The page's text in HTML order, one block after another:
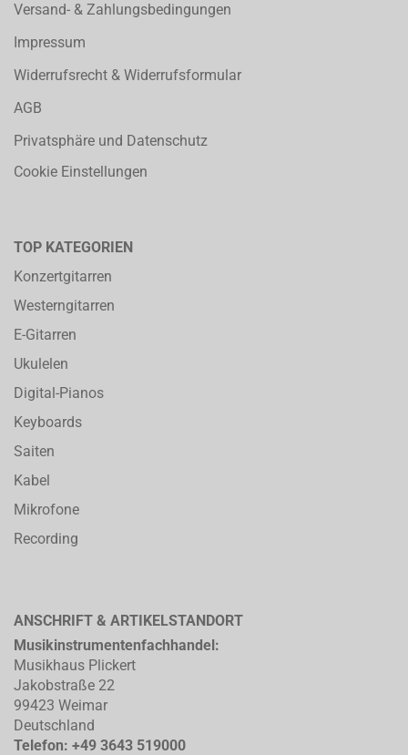
Versand- & Zahlungsbedingungen
Impressum
Widerrufsrecht & Widerrufsformular
AGB
Privatsphäre und Datenschutz
Cookie Einstellungen
TOP KATEGORIEN
Konzertgitarren
Westerngitarren
E-Gitarren
Ukulelen
Digital-Pianos
Keyboards
Saiten
Kabel
Mikrofone
Recording
ANSCHRIFT & ARTIKELSTANDORT
Musikinstrumentenfachhandel:
Musikhaus Plickert
Jakobstraße 22
99423 Weimar
Deutschland
Telefon: +49 3643 519000